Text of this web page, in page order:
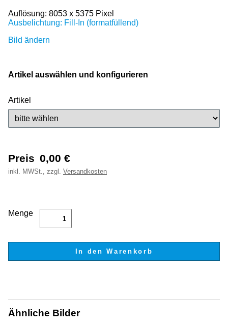
Auflösung: 8053 x 5375 Pixel
Ausbelichtung: Fill-In (formatfüllend)
Bild ändern
Artikel auswählen und konfigurieren
Artikel
Preis 0,00 €
inkl. MWSt., zzgl. Versandkosten
Menge
Ähnliche Bilder